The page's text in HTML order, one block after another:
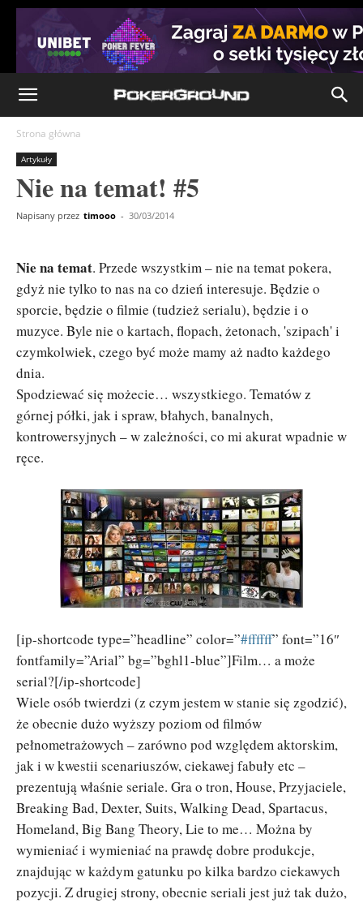
Strona główna
Artykuły
Nie na temat! #5
Napisany przez timooo - 30/03/2014
Nie na temat. Przede wszystkim – nie na temat pokera,
gdyż nie tylko to nas na co dzień interesuje. Będzie o
sporcie, będzie o filmie (tudzież serialu), będzie i o
muzyce. Byle nie o kartach, flopach, żetonach, 'szipach' i
czymkolwiek, czego być może mamy aż nadto każdego
dnia.
Spodziewać się możecie… wszystkiego. Tematów z
górnej półki, jak i spraw, błahych, banalnych,
kontrowersyjnych – w zależności, co mi akurat wpadnie w
ręce.
[ip-shortcode type=”headline” color=”‪#‎ffffff‬” font=”16″
fontfamily=”Arial” bg=”bghl1-blue”]Film… a może
serial?[/ip-shortcode]
Wiele osób twierdzi (z czym jestem w stanie się zgodzić),
że obecnie dużo wyższy poziom od filmów
pełnometrażowych – zarówno pod względem aktorskim,
jak i w kwestii scenariuszów, ciekawej fabuły etc –
prezentują właśnie seriale. Gra o tron, House, Przyjaciele,
Breaking Bad, Dexter, Suits, Walking Dead, Spartacus,
Homeland, Big Bang Theory, Lie to me… Można by
wymieniać i wymieniać na prawdę dobre produkcje,
znajdując w każdym gatunku po kilka bardzo ciekawych
pozycji. Z drugiej strony, obecnie seriali jest już tak dużo,